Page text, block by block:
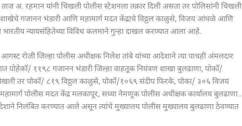
अ. रहमान यांनी चिखली पोलीस स्टेशनला तक्रार दिली असता तर पोलिसांनी चिखली
गजानन भंडारी आणि महामार्ग मदत केंद्राचे विठ्ठल काळुसे, विजय आंधळे आणि
न्यायसंहितेच्या विविध कलमाने गुन्हा दाखल करण्यात आला आहे.
रोजी जिल्हा पोलीस अधीक्षक निलेश तांबे यांच्या आदेशाने त्या पाचही अंमलदार
पोहेकॉ/ ११९८ गजानन भंडारी जिल्हा वाहतूक नियंत्रण शाखा बुलढाणा, पोकॉ/
तर पोकॉ/ ८१९ विठ्ठल काळुसे, पोकॉ/१०६९ संदीप फिरके, पोका/ ३०६ विजय
पोलीस मदत केंद्र मलकापूर, सध्या नेमणूक पोलीस अधीक्षक कार्यालय बुलढाणा..
निलंबित करण्यात आले असून त्यांचे मुख्यालय पोलीस मुख्यालय बुलढाणा ठेवण्यात